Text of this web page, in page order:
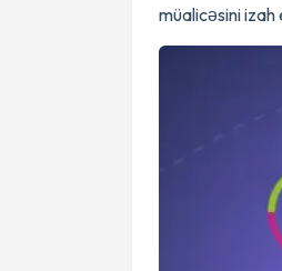
müalicəsini izah